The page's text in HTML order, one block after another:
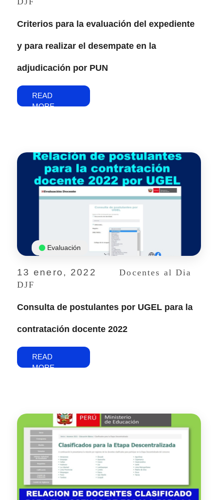
Criterios para la evaluación del expediente
y para realizar el desempate en la
adjudicación por PUN
READ
MORE
13 enero, 2022
Docentes al Dia
DJF
Evaluación
Consulta de postulantes por UGEL para la
contratación docente 2022
READ
MORE